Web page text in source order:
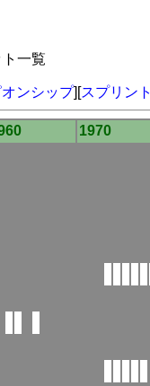
一覧
ンシップ][スプリント
1970